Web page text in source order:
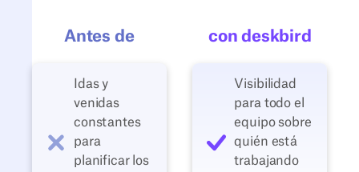
Antes de
Idas y
venidas
constantes
para
planificar los
con deskbird
Visibilidad
para todo el
equipo sobre
quién está
trabajando